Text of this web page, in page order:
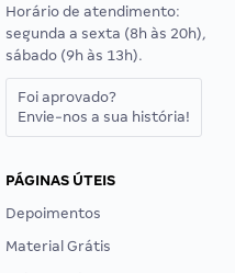
Horário de atendimento:
segunda a sexta (8h às 20h),
sábado (9h às 13h).
Foi aprovado?
Envie-nos a sua história!
PÁGINAS ÚTEIS
Depoimentos
Material Grátis